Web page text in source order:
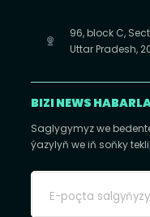
96, block C,
Uttar Pradesh,
BIZI NEWS
Saglygymyz we
ýazylyň we iň soňky